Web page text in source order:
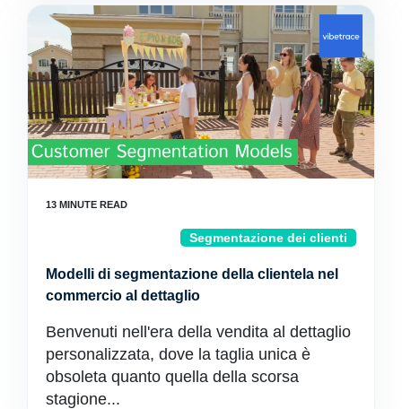
Segmentazione dei clienti
Modelli di segmentazione della clientela nel
commercio al dettaglio
Benvenuti nell'era della vendita al dettaglio
personalizzata, dove la taglia unica è
obsoleta quanto quella della scorsa
stagione...